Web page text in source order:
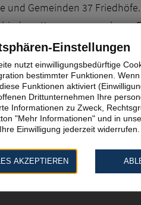
und Gemeinden 37
Kommunen mehrere
(5)
am Main (4)
Neu-
(2)
Einstellungen
nutzt einwilligungsbedürftige
bestimmter Funktionen.
Funktionen aktiviert
Drittunternehmen Ihre
Informationen zu Zweck,
"Mehr Informationen" und in
Einwilligung jederzeit widerrufen.
AKZEPTIEREN